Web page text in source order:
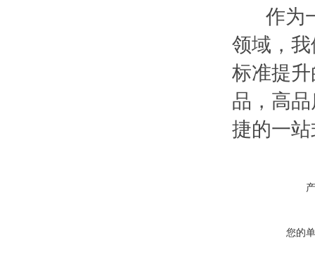
作为一
领域，
标准提
品，高
捷的一
您的